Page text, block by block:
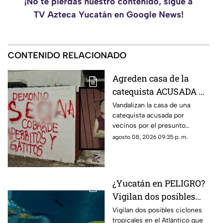
TV Azteca Yucatán en Google News!
CONTENIDO RELACIONADO
Agreden casa de la
catequista ACUSADA de
maltrato animal en
Piedra de Agua; así
quedó la vivienda
Vandalizan la casa de una
catequista acusada por
vecinos por el presunto
envenenamiento de mascotas
agosto 08, 2026 09:35 p. m.
¿Yucatán en PELIGRO?
Vigilan dos posibles
ciclones en el Atlantico;
Vigilan dos posibles ciclones
tropicales en el Atlántico que